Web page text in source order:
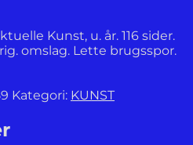
Kunst, u. år. 116 sider.
omslag. Lette brugsspor.
Kategori: KUNST